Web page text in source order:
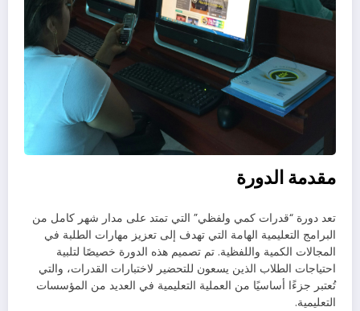
مقدمة الدورة
تعد دورة “قدرات كمي ولفظي” التي تمتد على مدار شهر كامل من
البرامج التعليمية الهامة التي تهدف إلى تعزيز مهارات الطلبة في
المجالات الكمية واللفظية. تم تصميم هذه الدورة خصيصًا لتلبية
احتياجات الطلاب الذين يسعون للتحضير لاختبارات القدرات، والتي
تُعتبر جزءًا أساسيًا من العملية التعليمية في العديد من المؤسسات
التعليمية.